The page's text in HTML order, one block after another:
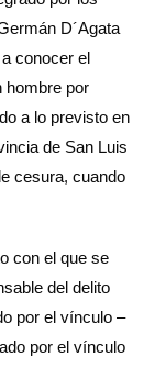
D´Agata
conocer el
hombre por
a lo previsto en
de San Luis
cesura, cuando
con el que se
del delito
por el vínculo –
por el vínculo